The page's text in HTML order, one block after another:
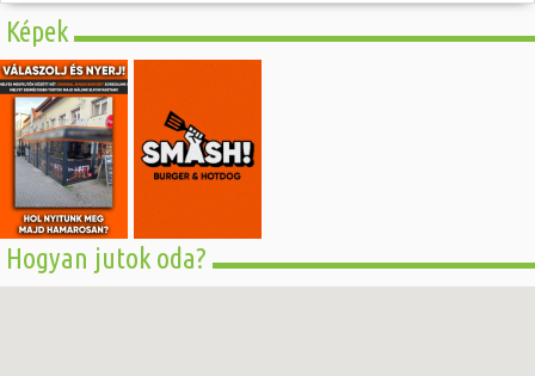
Képek
Hogyan jutok oda?